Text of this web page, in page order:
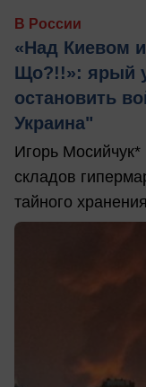
В России
«Над Киевом
Що?!!»: ярый
остановить
Украина"
Игорь
складов
тайного